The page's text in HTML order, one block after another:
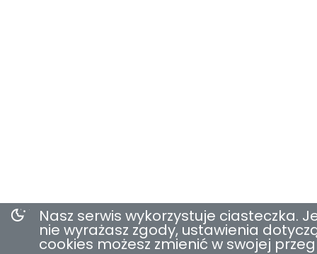
Nasz serwis wykorzystuje ciasteczka.
nie wyrażasz zgody, ustawienia
cookies możesz zmienić w swojej